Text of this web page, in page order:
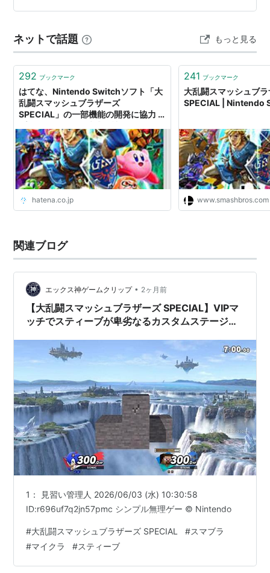
では多人数戦よりダメージ量が上昇したり、「最後の切
が全体的に短縮されたり、画面外にファイターが吹っ飛
ンドウに表示されたりなど、快適に対戦を楽しむための
仕組みも盛り込まれている。
Joy-ConやNintendo Switch Proコントローラーだけで
はなく、ゲームキューブコントローラにも対応してお
り、新デザインのゲームキューブコントローラの発売も
決定。
大乱闘スマッシュブラザーズシリーズのamiiboフィギュ
ア全てに対応。同じキャラクターであれば、他のシリー
ズのamiiboも使用可能。amiiboは前作と同様、FP（フ
ターのこと。
ネットで話題 もっと見る
292 ブックマーク
はてな、Nintendo Switchソフト「大
乱闘スマッシュブラザーズ
SPECIAL」の一部機能の開発に協力 -
hatena.co.jp
241 ブックマーク
大乱闘スマッシュブ
SPECIAL | Nintendo
www.smashbros.com
関連ブログ
エックス神ゲームクリップ • 2ヶ月前
【大乱闘スマッシュブラザーズ SPECIAL】VIPマ
ッチでスティーブが卑劣なるカスタムステージを
1： 見習い管理人 2026/06/03 (水) 10:30:58
ID:r696uf7q2jn57pmc シンプル無理ゲー © Nintendo
#大乱闘スマッシュブラザーズ SPECIAL #スマブラ
#マイクラ #スティーブ